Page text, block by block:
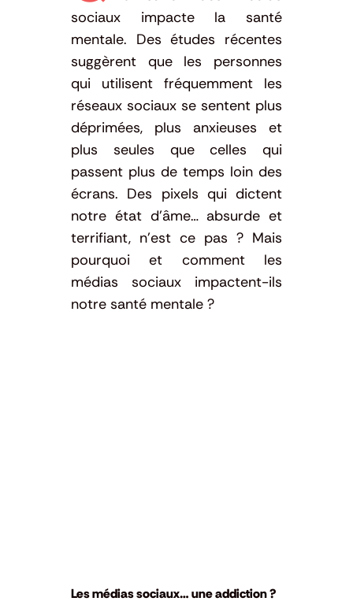
sociaux impacte la santé
mentale. Des études récentes
suggèrent que les personnes
qui utilisent fréquemment les
réseaux sociaux se sentent plus
déprimées, plus anxieuses et
plus seules que celles qui
passent plus de temps loin des
écrans. Des pixels qui dictent
notre état d’âme… absurde et
terrifiant, n’est ce pas ? Mais
pourquoi et comment les
médias sociaux impactent-ils
notre santé mentale ?
Les médias sociaux… une addiction ?